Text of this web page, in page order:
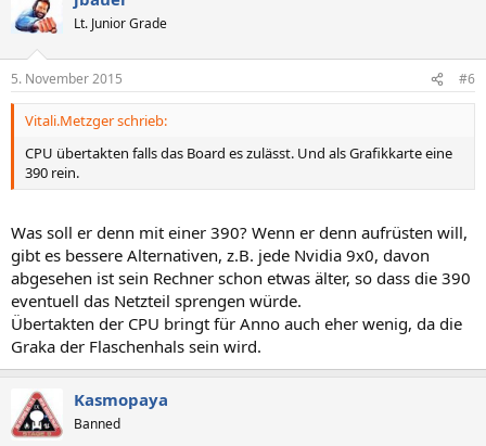
Lt. Junior Grade
5. November 2015 #6
Vitali.Metzger schrieb:
CPU übertakten falls das Board es zulässt. Und als Grafikkarte eine
390 rein.
Was soll er denn mit einer 390? Wenn er denn aufrüsten will,
gibt es bessere Alternativen, z.B. jede Nvidia 9x0, davon
abgesehen ist sein Rechner schon etwas älter, so dass die 390
eventuell das Netzteil sprengen würde.
Übertakten der CPU bringt für Anno auch eher wenig, da die
Graka der Flaschenhals sein wird.
Kasmopaya
Banned